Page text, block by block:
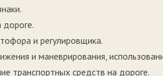
дороге.
и регулировщика.
и маневрирования,
транспортных средств на дороге.